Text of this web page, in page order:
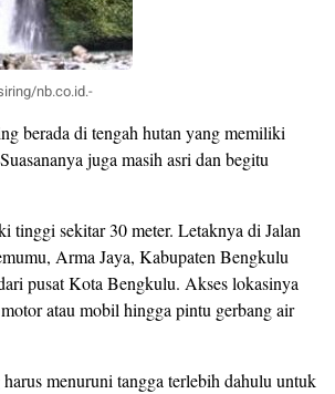
nb.co.id.-
berada di tengah hutan yang memiliki
juga masih asri dan begitu
tinggi sekitar 30 meter. Letaknya di Jalan
Arma Jaya, Kabupaten Bengkulu
pusat Kota Bengkulu. Akses lokasinya
atau mobil hingga pintu gerbang air
menuruni tangga terlebih dahulu untuk